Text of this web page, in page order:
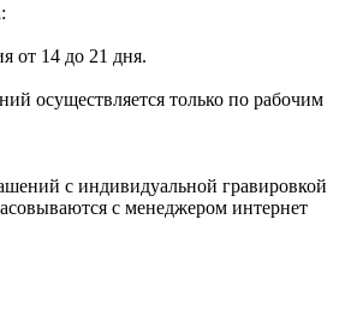
от 14 до 21 дня.
осуществляется только по рабочим
с индивидуальной гравировкой
с менеджером интернет